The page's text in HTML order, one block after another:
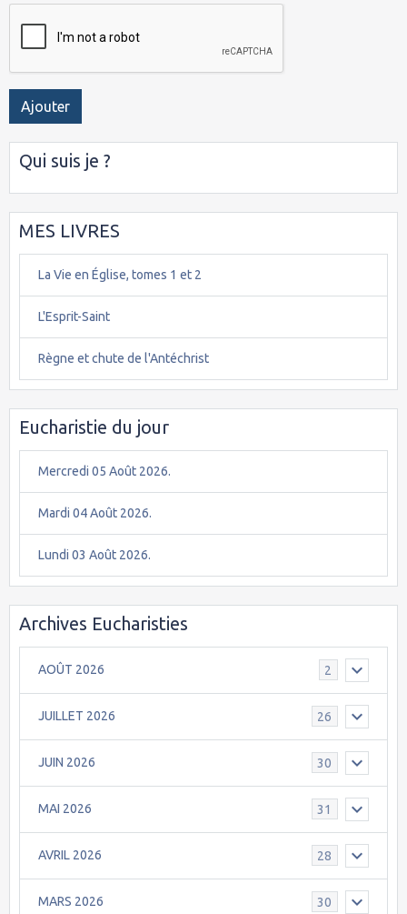
Ajouter
Qui suis je ?
MES LIVRES
La Vie en Église, tomes 1 et 2
L'Esprit-Saint
Règne et chute de l'Antéchrist
Eucharistie du jour
Mercredi 05 Août 2026.
Mardi 04 Août 2026.
Lundi 03 Août 2026.
Archives Eucharisties
AOÛT 2026 2
JUILLET 2026 26
JUIN 2026 30
MAI 2026 31
AVRIL 2026 28
MARS 2026 30